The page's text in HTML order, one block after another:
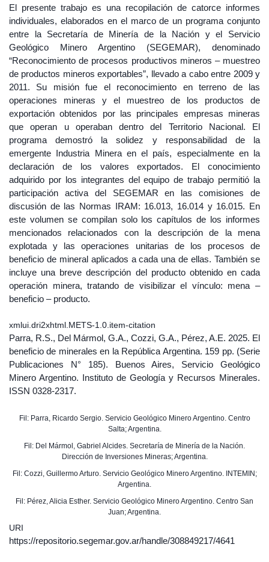
El presente trabajo es una recopilación de catorce informes
individuales, elaborados en el marco de un programa conjunto
entre la Secretaría de Minería de la Nación y el Servicio
Geológico Minero Argentino (SEGEMAR), denominado
“Reconocimiento de procesos productivos mineros – muestreo
de productos mineros exportables”, llevado a cabo entre 2009 y
2011. Su misión fue el reconocimiento en terreno de las
operaciones mineras y el muestreo de los productos de
exportación obtenidos por las principales empresas mineras
que operan u operaban dentro del Territorio Nacional. El
programa demostró la solidez y responsabilidad de la
emergente Industria Minera en el país, especialmente en la
declaración de los valores exportados. El conocimiento
adquirido por los integrantes del equipo de trabajo permitió la
participación activa del SEGEMAR en las comisiones de
discusión de las Normas IRAM: 16.013, 16.014 y 16.015. En
este volumen se compilan solo los capítulos de los informes
mencionados relacionados con la descripción de la mena
explotada y las operaciones unitarias de los procesos de
beneficio de mineral aplicados a cada una de ellas. También se
incluye una breve descripción del producto obtenido en cada
operación minera, tratando de visibilizar el vínculo: mena –
beneficio – producto.
xmlui.dri2xhtml.METS-1.0.item-citation
Parra, R.S., Del Mármol, G.A., Cozzi, G.A., Pérez, A.E. 2025. El
beneficio de minerales en la República Argentina. 159 pp. (Serie
Publicaciones N° 185). Buenos Aires, Servicio Geológico
Minero Argentino. Instituto de Geología y Recursos Minerales.
ISSN 0328-2317.
Fil: Parra, Ricardo Sergio. Servicio Geológico Minero Argentino. Centro
Salta; Argentina.
Fil: Del Mármol, Gabriel Alcides. Secretaría de Minería de la Nación.
Dirección de Inversiones Mineras; Argentina.
Fil: Cozzi, Guillermo Arturo. Servicio Geológico Minero Argentino. INTEMIN;
Argentina.
Fil: Pérez, Alicia Esther. Servicio Geológico Minero Argentino. Centro San
Juan; Argentina.
URI
https://repositorio.segemar.gov.ar/handle/308849217/4641